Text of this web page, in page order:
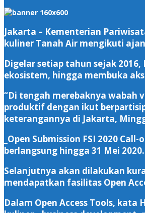
Jakarta – Kementerian
kuliner Tanah Air mengikuti
Digelar setiap tahun sejak
ekosistem, hingga membuka
“Di tengah merebaknya wabah
produktif dengan ikut
keterangannya di Jakarta,
_Open Submission FSI 2020
berlangsung hingga 31 Mei 2020.
Selanjutnya akan dilakukan
mendapatkan fasilitas Open
Dalam Open Access Tools,